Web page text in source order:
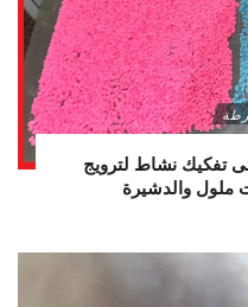
تفكيك نشاط لترويج
ملول والدشيرة